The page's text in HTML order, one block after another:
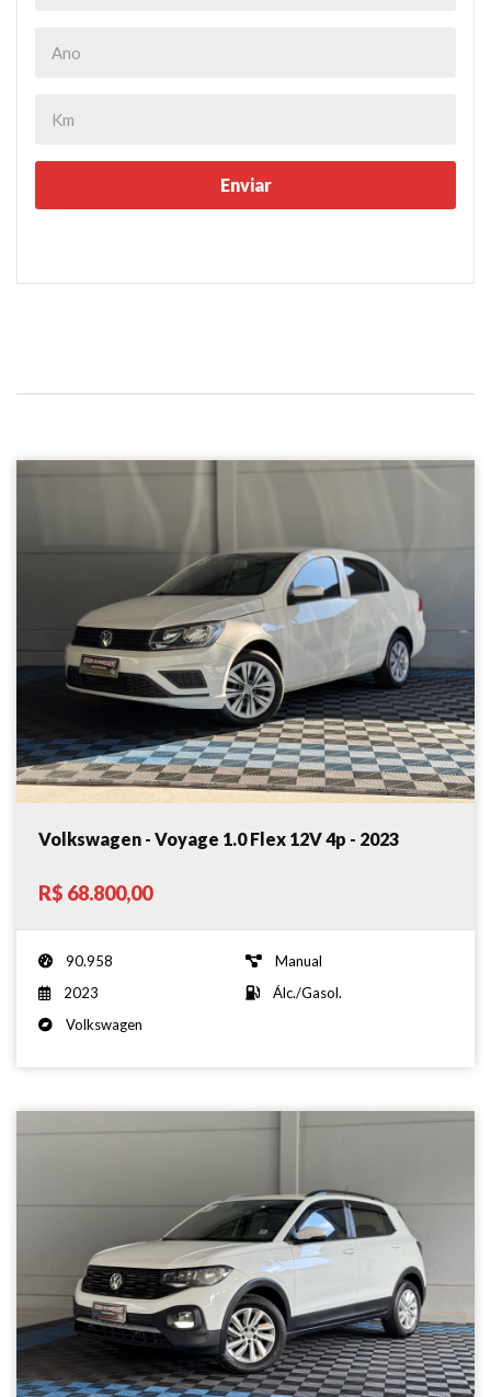
Volkswagen - Voyage 1.0 Flex 12V 4p - 2023
R$ 68.800,00
90.958
Manual
2023
Álc./Gasol.
Volkswagen